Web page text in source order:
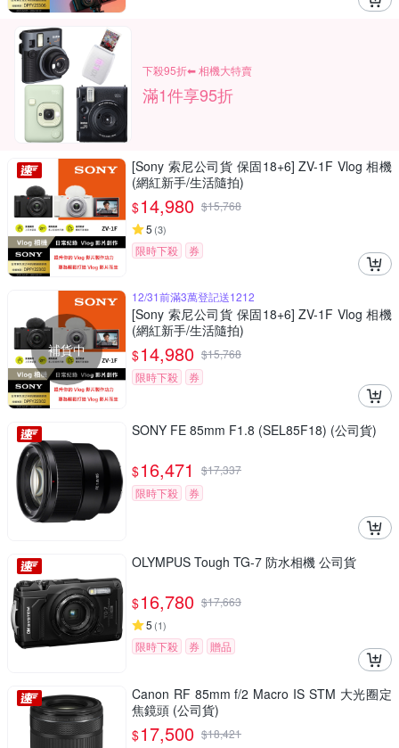
下殺95折⬅︎ 相機大特賣
滿1件享95折
[Sony 索尼公司貨 保固18+6] ZV-1F Vlog 相機
(網紅新手/生活隨拍)
$14,980 $15,768
5 (3)
限時下殺 券
補貨中
12/31前滿3萬登記送1212
[Sony 索尼公司貨 保固18+6] ZV-1F Vlog 相機
(網紅新手/生活隨拍)
$14,980 $15,768
限時下殺
券
SONY FE 85mm F1.8 (SEL85F18) (公司貨)
$16,471 $17,337
限時下殺
券
OLYMPUS Tough TG-7 防水相機 公司貨
$16,780 $17,663
5 (1)
限時下殺 券 贈品
Canon RF 85mm f/2 Macro IS STM 大光圈定
焦鏡頭 (公司貨)
$17,500 $18,421